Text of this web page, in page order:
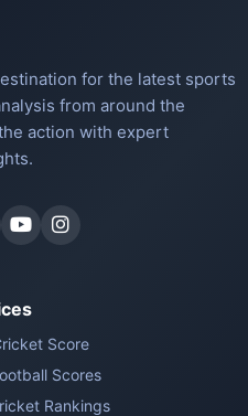
for the latest sports
from around the
action with expert
Score
Scores
Rankings